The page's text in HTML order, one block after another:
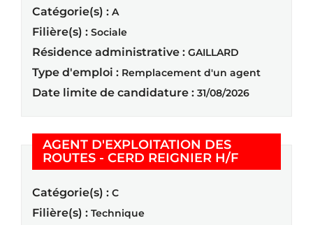
Catégorie(s) : A
Filière(s) : Sociale
Résidence administrative : GAILLARD
Type d'emploi : Remplacement d'un agent
Date limite de candidature : 31/08/2026
AGENT D'EXPLOITATION DES
ROUTES - CERD REIGNIER H/F(Nouvelle
Catégorie(s) : C
Filière(s) : Technique